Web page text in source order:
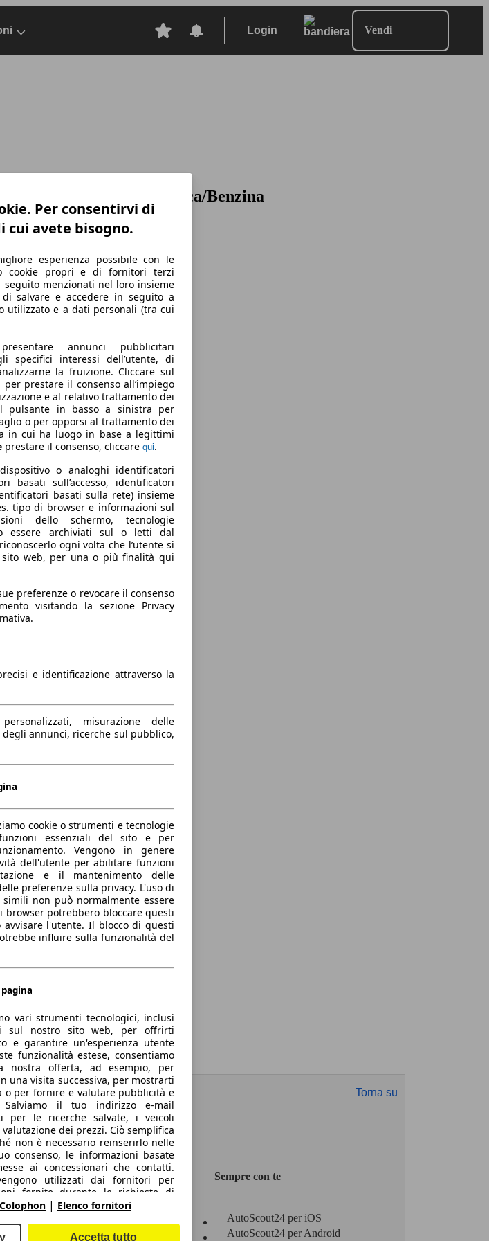
Login Vendi
Dal 2021, Altro, Elettrica/Benzina
Torna su
Area rivenditori
Servizi per i dealer
Sempre con te
AutoScout24 per iOS
AutoScout24 per Android
Per consentirvi di
cui avete bisogno.
esperienza possibile con le
cookie propri e di fornitori terzi
menzionati nel loro insieme
di salvare e accedere in seguito a
utilizzato e a dati personali (tra cui
annunci pubblicitari
specifici interessi dell’utente, di
la fruizione. Cliccare sul
prestare il consenso all’impiego
e al relativo trattamento dei
pulsante in basso a sinistra per
o per opporsi al trattamento dei
in cui ha luogo in base a legittimi
prestare il consenso, cliccare qui.
o analoghi identificatori
basati sull’accesso, identificatori
basati sulla rete) insieme
tipo di browser e informazioni sul
dello schermo, tecnologie
essere archiviati sul o letti dal
ogni volta che l’utente si
sito web, per una o più finalità qui
preferenze o revocare il consenso
visitando la sezione Privacy
e identificazione attraverso la
misurazione delle
annunci, ricerche sul pubblico,
cookie o strumenti e tecnologie
essenziali del sito e per
Vengono in genere
dell'utente per abilitare funzioni
e il mantenimento delle
preferenze sulla privacy. L'uso di
non può normalmente essere
browser potrebbero bloccare questi
l'utente. Il blocco di questi
influire sulla funzionalità del
vari strumenti tecnologici, inclusi
sul nostro sito web, per offrirti
e garantire un'esperienza utente
funzionalità estese, consentiamo
nostra offerta, ad esempio, per
una visita successiva, per mostrarti
o per fornire e valutare pubblicità e
Salviamo il tuo indirizzo e-mail
per le ricerche salvate, i veicoli
dei prezzi. Ciò semplifica
non è necessario reinserirlo nelle
consenso, le informazioni basate
ai concessionari che contatti.
utilizzati dai fornitori per
fornite durante le richieste di
e per riutilizzarle automaticamente
di tali cookie/strumenti, tali
Colophon | Elenco fornitori
Accetta tutto